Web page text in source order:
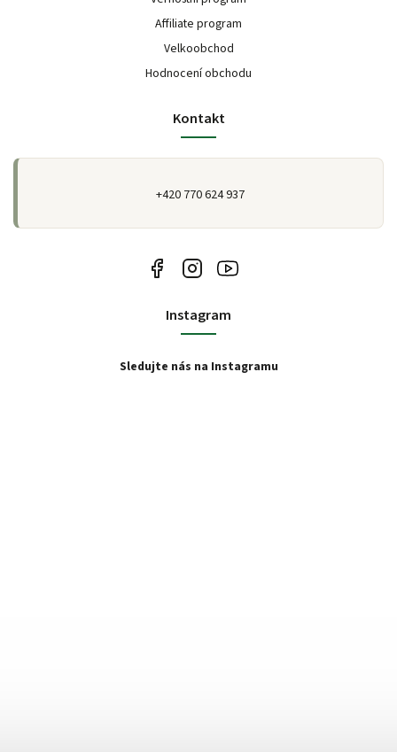
Affiliate program
Velkoobchod
Hodnocení obchodu
Kontakt
+420 770 624 937
Instagram
Sledujte nás na Instagramu